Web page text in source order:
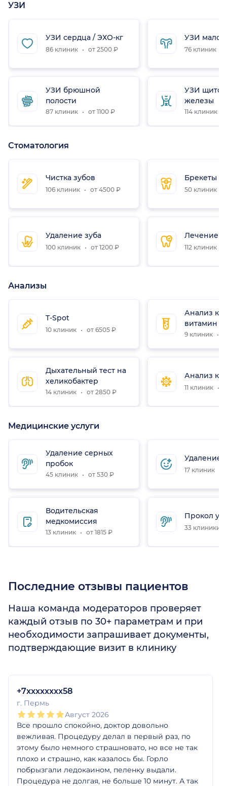
УЗИ
УЗИ сердца / ЭХО-кг
86 клиник от 2500 ₽
УЗИ брюшной
полости
87 клиник от 1100 ₽
УЗИ
76 клиник
УЗИ
железы
114 клиник
Стоматология
Чистка зубов
106 клиник от 4500 ₽
Удаление зуба
100 клиник от 1200 ₽
Брекеты
50 клиник
Лечение
112 клиник
Анализы
T-Spot
10 клиник от 6505 ₽
Дыхательный тест на
хеликобактер
14 клиник от 2850 ₽
Анализ
витамин D
9 клиник
Анализ
11 клиник
Медицинские услуги
Удаление серных
пробок
45 клиник от 530 ₽
Водительская
медкомиссия
13 клиник от 1815 ₽
Удаление
17 клиник
Прокол
33 клиники
Последние отзывы пациентов
Наша команда модераторов проверяет
каждый отзыв по 30+ параметрам и при
необходимости запрашивает документы,
подтверждающие визит в клинику
+7xxxxxxxx58
г. Пермь
Август 2026
Все прошло спокойно, доктор довольно
вежливая. Процедуру делал в первый раз, по
этому было немного страшновато, но все не так
плохо и страшно, как казалось бы. Горло
побрызгали ледокаином, пеленку выдали.
Процедура не долгая, не больше 10 минут. А так